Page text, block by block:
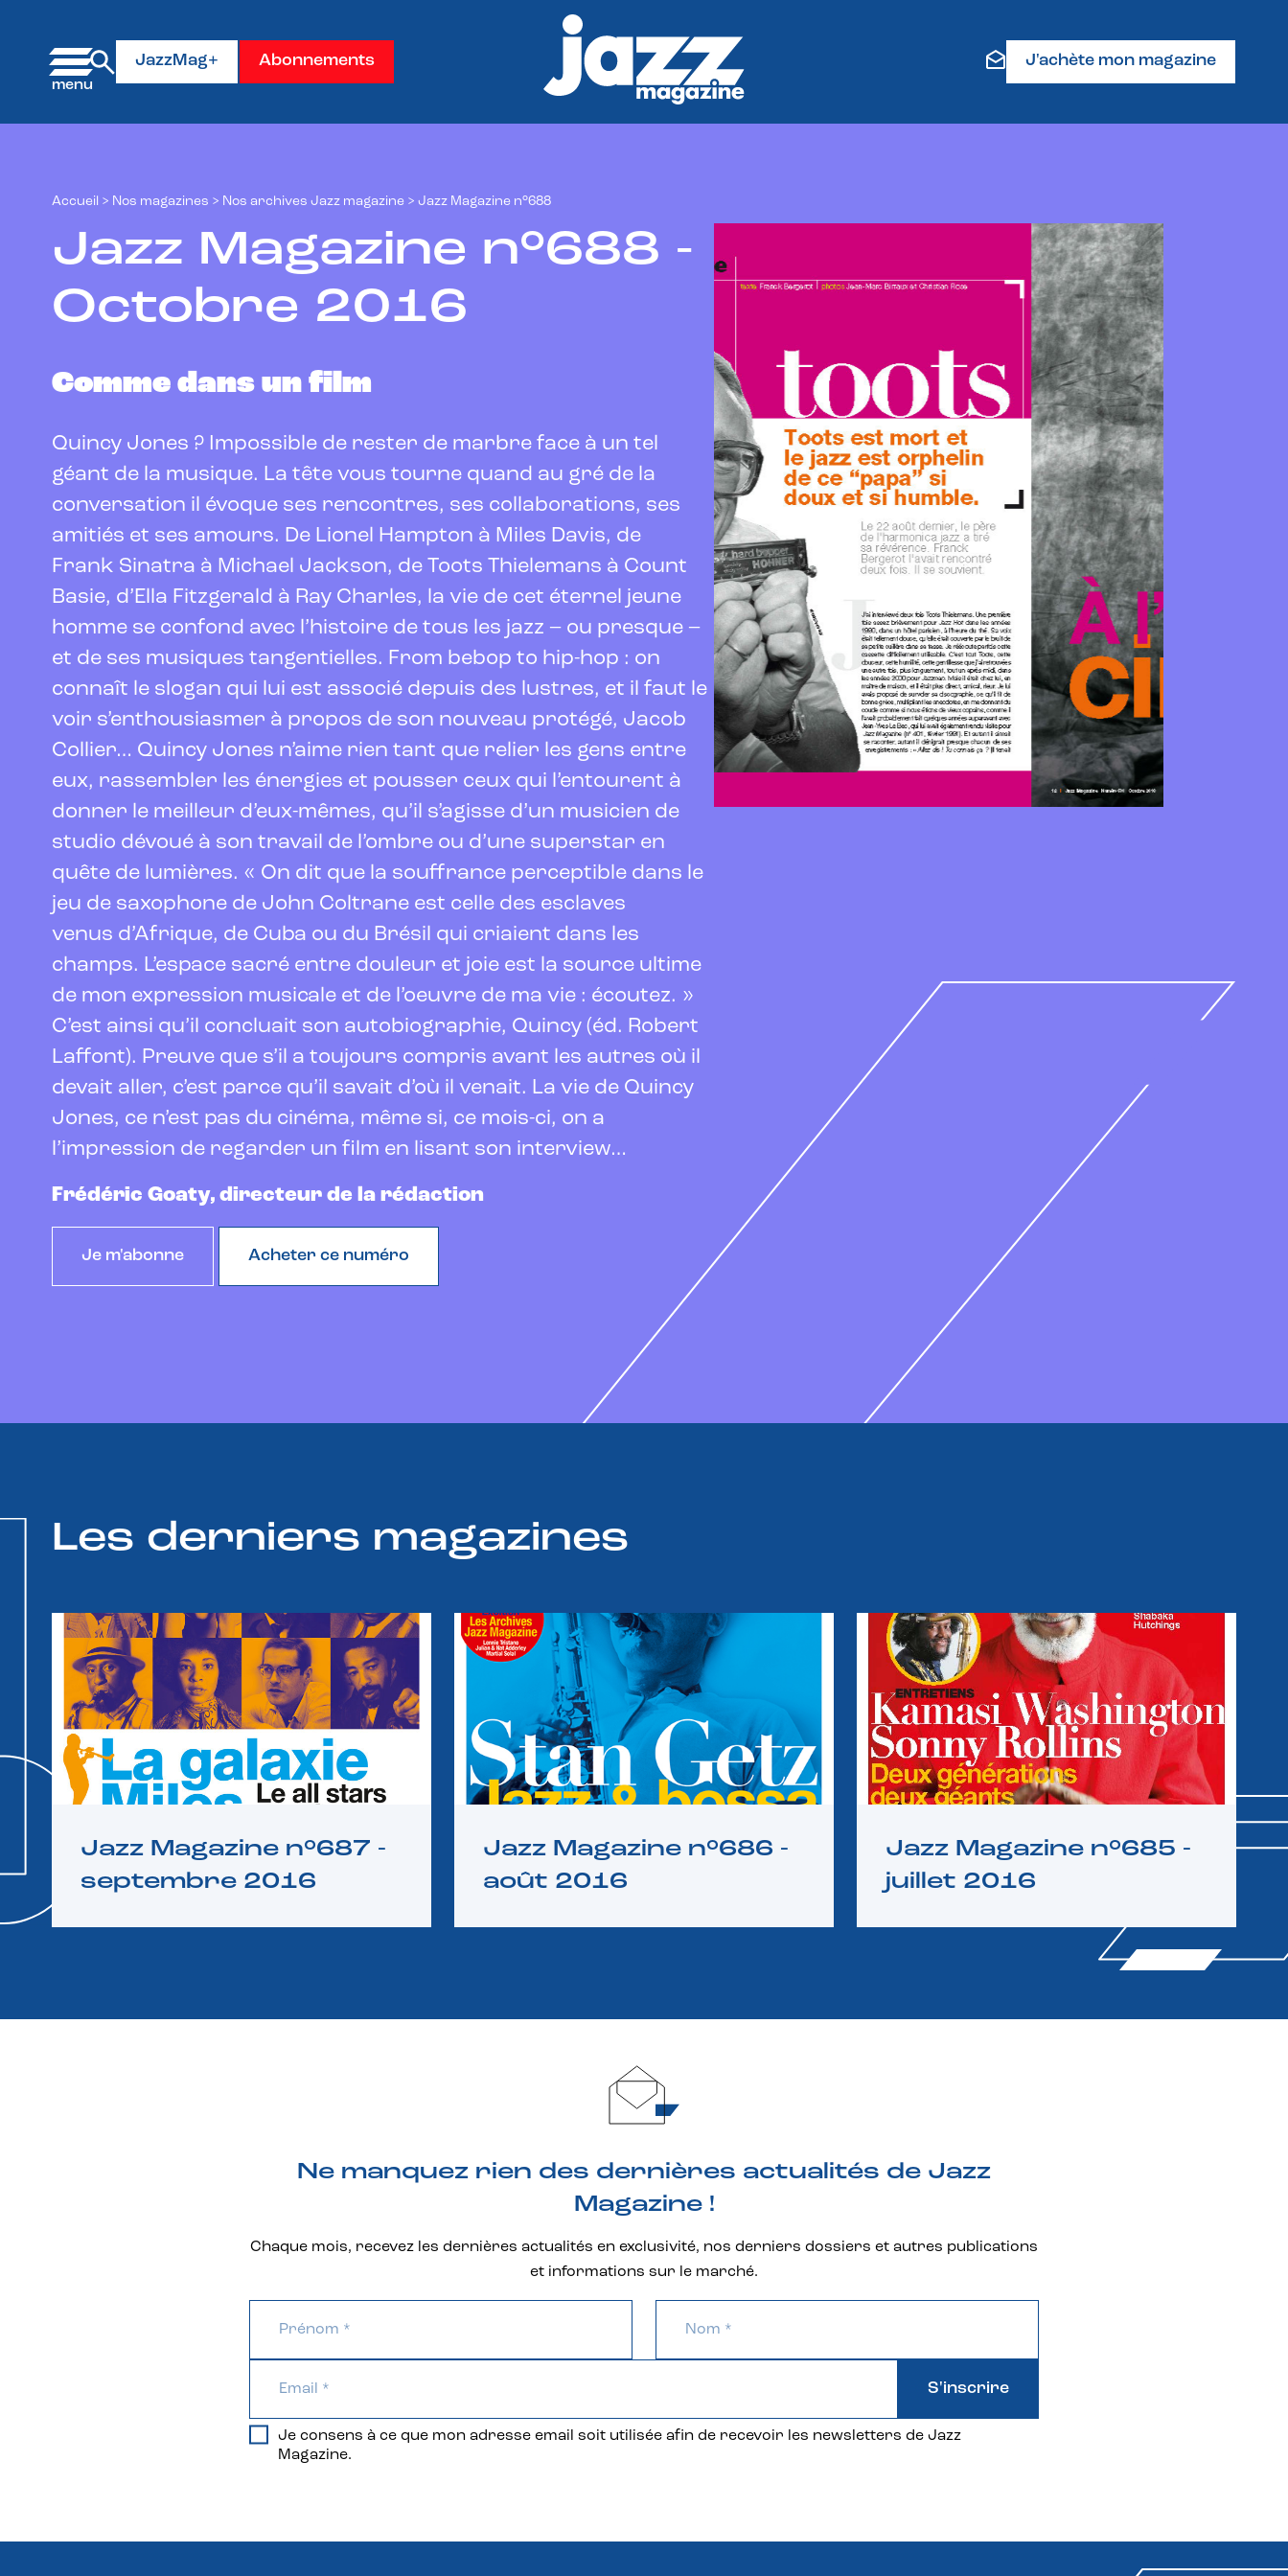
JazzMag+ Abonnements J'achète mon magazine
Accueil > Nos magazines > Nos archives Jazz magazine > Jazz Magazine n°688
Jazz Magazine n°688 -
Octobre 2016
Comme dans un film
Quincy Jones ? Impossible de rester de marbre face à un tel
géant de la musique. La tête vous tourne quand au gré de la
conversation il évoque ses rencontres, ses collaborations, ses
amitiés et ses amours. De Lionel Hampton à Miles Davis, de
Frank Sinatra à Michael Jackson, de Toots Thielemans à Count
Basie, d’Ella Fitzgerald à Ray Charles, la vie de cet éternel jeune
homme se confond avec l’histoire de tous les jazz – ou presque –
et de ses musiques tangentielles. From bebop to hip-hop : on
connaît le slogan qui lui est associé depuis des lustres, et il faut le
voir s’enthousiasmer à propos de son nouveau protégé, Jacob
Collier… Quincy Jones n’aime rien tant que relier les gens entre
eux, rassembler les énergies et pousser ceux qui l’entourent à
donner le meilleur d’eux-mêmes, qu’il s’agisse d’un musicien de
studio dévoué à son travail de l’ombre ou d’une superstar en
quête de lumières. « On dit que la souffrance perceptible dans le
jeu de saxophone de John Coltrane est celle des esclaves
venus d’Afrique, de Cuba ou du Brésil qui criaient dans les
champs. L’espace sacré entre douleur et joie est la source ultime
de mon expression musicale et de l’oeuvre de ma vie : écoutez. »
C’est ainsi qu’il concluait son autobiographie, Quincy (éd. Robert
Laffont). Preuve que s’il a toujours compris avant les autres où il
devait aller, c’est parce qu’il savait d’où il venait. La vie de Quincy
Jones, ce n’est pas du cinéma, même si, ce mois-ci, on a
l’impression de regarder un film en lisant son interview…
Frédéric Goaty, directeur de la rédaction
Je m'abonne Acheter ce numéro
Les derniers magazines
Jazz Magazine n°687 -
septembre 2016
Jazz Magazine n°686 -
août 2016
Jazz Magazine n°685 -
juillet 2016
Ne manquez rien des dernières actualités de Jazz
Magazine !
Chaque mois, recevez les dernières actualités en exclusivité, nos derniers dossiers et autres publications
et informations sur le marché.
Je consens à ce que mon adresse email soit utilisée afin de recevoir les newsletters de Jazz
Magazine.
S'inscrire